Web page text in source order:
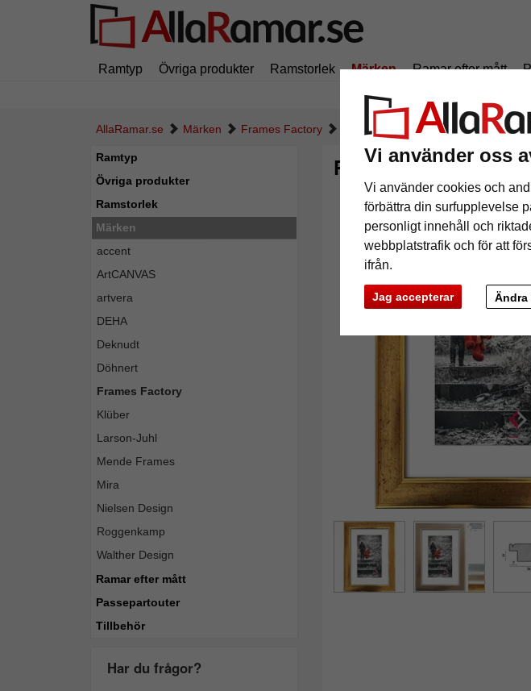
Vi använder oss
Vi använder cookies och
förbättra din surfupplevelse
personligt innehåll och
webbplatstrafik och för att
ifrån.
Jag accepterar
Ramtyp Övriga produkter Ramstorlek Märken Ramar efter mått
195 kr
AllaRamar.se Märken Frames Factory Plastram Denver
Ramtyp
Övriga produkter
Ramstorlek
Märken
accent
ArtCANVAS
artvera
DEHA
Deknudt
Döhnert
Frames Factory
Klüber
Larson-Juhl
Mende Frames
Mira
Nielsen Design
Roggenkamp
Walther Design
Ramar efter mått
Passepartouter
Tillbehör
Har du frågor?
Plastram Denver